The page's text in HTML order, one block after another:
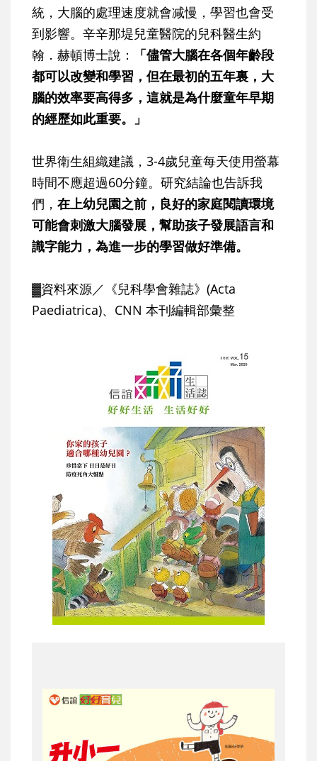
統，大腦的處理速度就會减慢，學習也會受
到影響。辛辛那堤兒童醫院的兒科醫生約
翰．赫頓博士說：
「儘管大腦在各個年齡段
都可以改變和學習，但在最初的五年裏，大
腦的效率要高得多，這就是為什麼童年早期
的經歷如此重要。」
世界衛生組織建議，3-4歲兒童每天使用螢幕
時間不應超過60分鐘。研究結論也告訴我
們， 在上幼兒園之前，良好的家庭閱讀環境
可能會刺激大腦發展，幫助孩子發展語言和
識字能力，為進一步的學習做好準備。
▓資料來源／《兒科學會雜誌》(Acta
Paediatrica)、CNN 本刊編輯部彙整